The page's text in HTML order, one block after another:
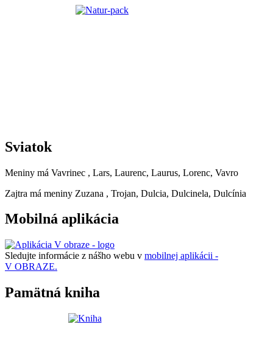
Sviatok
Meniny má Vavrinec , Lars, Laurenc, Laurus, Lorenc, Vavro
Zajtra má meniny Zuzana , Trojan, Dulcia, Dulcinela, Dulcínia
Mobilná aplikácia
Sledujte informácie z nášho webu v mobilnej aplikácii -
V OBRAZE.
Pamätná kniha